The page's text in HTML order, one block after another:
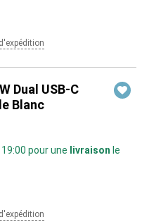
Dual USB-C
Blanc
pour une livraison le